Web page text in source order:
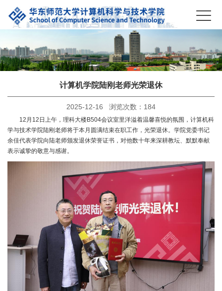
计算机学院陆刚老师光荣退休
2025-12-16 浏览次数： 184
12月12日上午，理科大楼B504会议室里洋溢着温馨喜悦的氛围，计算机科
学与技术学院陆刚老师将于本月圆满结束在职工作，光荣退休。学院党委书记
余佳代表学院向陆老师颁发退休荣誉证书，对他数十年来深耕教坛、默默奉献
表示诚挚的敬意与感谢。